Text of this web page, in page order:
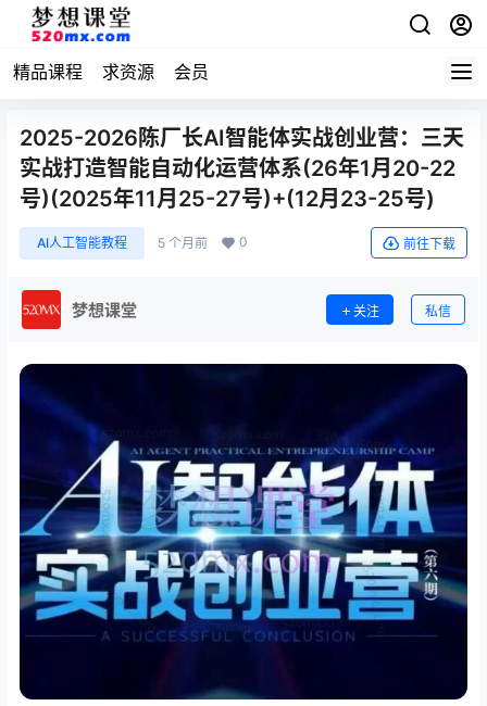
精品课程 求资源 会员
2025-2026陈厂长AI智能体实战创业营：三天
实战打造智能自动化运营体系(26年1月20-22
号)(2025年11月25-27号)+(12月23-25号)
AI人工智能教程 5 个月前 0 前往下载
梦想课堂 关注 私信